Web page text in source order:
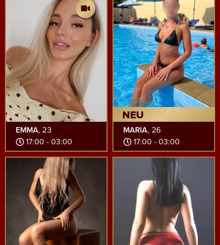
EMMA, 23
17:00 - 03:00
NEU
MARIA, 26
17:00 - 03:00